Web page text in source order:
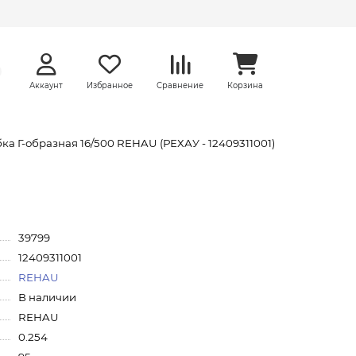
Аккаунт Избранное Сравнение Корзина
Г-образная 16/500 REHAU (РЕХАУ - 12409311001)
39799
12409311001
REHAU
В наличии
REHAU
0.254